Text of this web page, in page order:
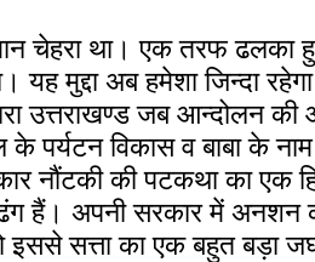
चेहरा था। एक तरफ
यह मुद्दा अब हमेशा जिन्दा
उत्तराखण्ड जब आन्दोलन
पर्यटन विकास व बाबा के नाम
नौंटकी की पटकथा का एक
अपनी सरकार में अनशन
इससे सत्ता का एक बहुत